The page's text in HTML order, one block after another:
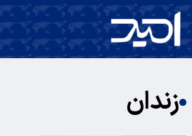
زندان